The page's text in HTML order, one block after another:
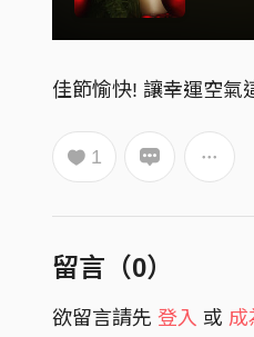
佳節愉快! 讓幸運空氣
1
留言（0）
欲留言請先 登入 或 成